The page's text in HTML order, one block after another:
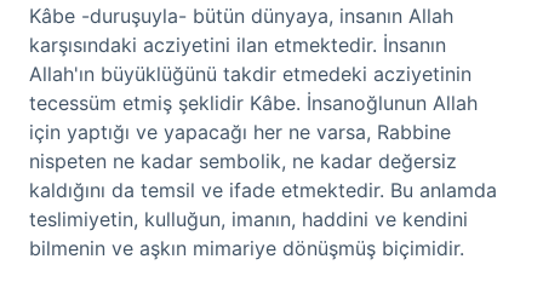
Kâbe -duruşuyla- bütün dünyaya, insanın Allah
karşısındaki acziyetini ilan etmektedir. İnsanın
Allah'ın büyüklüğünü takdir etmedeki acziyetinin
tecessüm etmiş şeklidir Kâbe. İnsanoğlunun Allah
için yaptığı ve yapacağı her ne varsa, Rabbine
nispeten ne kadar sembolik, ne kadar değersiz
kaldığını da temsil ve ifade etmektedir. Bu anlamda
teslimiyetin, kulluğun, imanın, haddini ve kendini
bilmenin ve aşkın mimariye dönüşmüş biçimidir.